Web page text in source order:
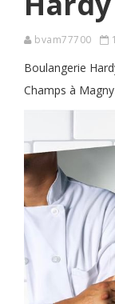
bvam77700
Boulangerie
Champs à